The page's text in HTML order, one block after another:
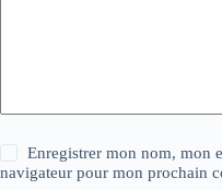
Enregistrer mon nom, mon
navigateur pour mon prochain